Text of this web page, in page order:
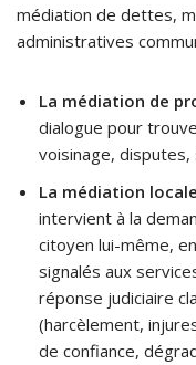
médiation de dettes,
administratives
La médiation de
dialogue pour
voisinage,
La médiation
intervient à la
citoyen lui-même,
signalés aux
réponse judiciaire
(harcèlement,
de confiance,